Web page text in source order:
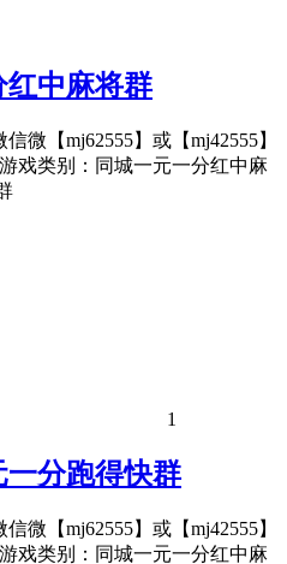
中麻将群
微【mj62555】或【mj42555】
戏类别：同城一元一分红中麻
1
分跑得快群
微【mj62555】或【mj42555】
戏类别：同城一元一分红中麻